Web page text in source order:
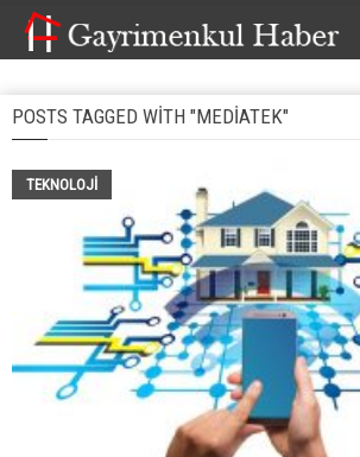
POSTS TAGGED WITH "MEDIATEK"
TEKNOLOJİ